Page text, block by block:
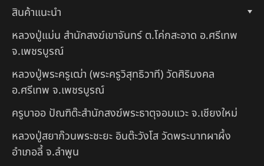
สินค้าแนะนำ
หลวงปู่แม่น สำนักสงฆ์เขาจันทร์ ต.โค่กสะอาด อ.ศรีเทพ
จ.เพชรบูรณ์
หลวงปู่พระครูเฒ่า (พระครูวิสุทธิวาที) วัดศิริมงคล
อ.ศรีเทพ จ.เพชรบูรณ์
ครูบาออ ปัณฑิต๊ะสำนักสงฆ์พระธาตุจอมแวะ จ.เชียงใหม่
หลวงปู่สยาก๊วนพระชะยะ อินต๊ะวังโส วัดพระบาทผาผึ้ง
อำเภอลี้ จ.ลำพูน